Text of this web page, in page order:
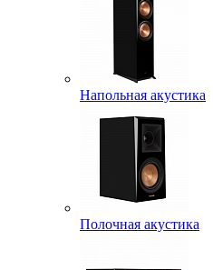
Напольная акустика
Полочная акустика